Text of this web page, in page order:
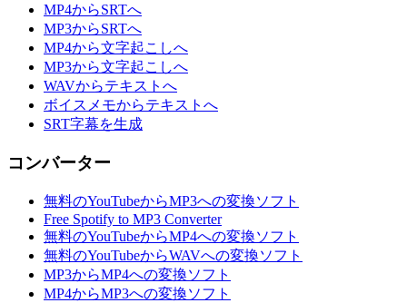
MP4からSRTへ
MP3からSRTへ
MP4から文字起こしへ
MP3から文字起こしへ
WAVからテキストへ
ボイスメモからテキストへ
SRT字幕を生成
コンバーター
無料のYouTubeからMP3への変換ソフト
Free Spotify to MP3 Converter
無料のYouTubeからMP4への変換ソフト
無料のYouTubeからWAVへの変換ソフト
MP3からMP4への変換ソフト
MP4からMP3への変換ソフト